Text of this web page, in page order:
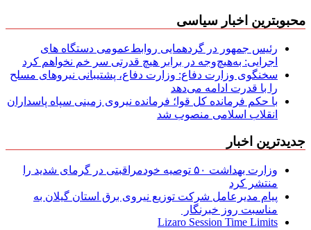
محبوبترین اخبار سیاسی
رئیس جمهور در گردهمایی روابط‌عمومی دستگاه های
اجرایی: به‌هیچ‌وجه در برابر هیچ قدرتی سر خم نخواهم کرد
سخنگوی وزارت دفاع: وزارت دفاع، پشتیبانی نیرو‌های مسلح
را با قدرت ادامه می‌دهد
با حکم فرمانده کل قوا؛ فرمانده نیروی زمینی سپاه پاسداران
انقلاب اسلامی منصوب شد
جدیدترین اخبار
وزارت بهداشت ۵۰ توصیه خودمراقبتی در گرمای شدید را
منتشر کرد
پیام مدیرعامل شركت توزیع نیروی برق استان گیلان به
مناسبت روز خبرنگار ‌
Lizaro Session Time Limits